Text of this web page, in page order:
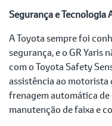
Segurança e Tecnologia
A Toyota sempre foi
segurança, e o GR Yaris
com o Toyota Safety
assistência ao
frenagem automática de
manutenção de faixa e